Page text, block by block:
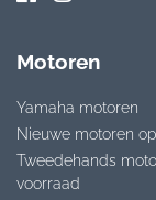
Motoren
Yamaha motoren
Nieuwe motoren
Tweedehands
voorraad